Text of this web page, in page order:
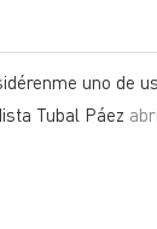
uno de
Tubal Páez